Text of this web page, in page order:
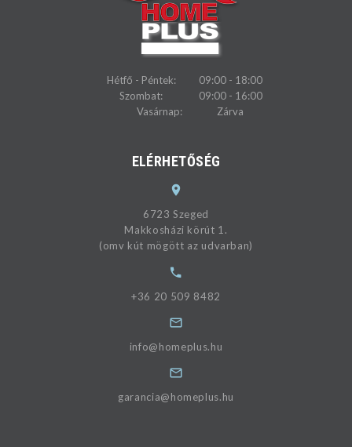
Hétfő - Péntek:
09:00 - 18:00
Szombat:
09:00 - 16:00
Vasárnap:
Zárva
ELÉRHETŐSÉG
6723 Szeged
Makkosházi körút 1.
(omv kút mögött az udvarban)
+36 20 509 8482
info@homeplus.hu
garancia@homeplus.hu